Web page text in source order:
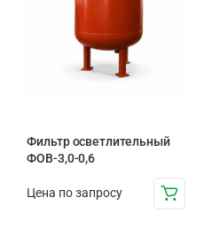
Фильтр осветлительный
ФОВ-3,0-0,6
Цена по запросу